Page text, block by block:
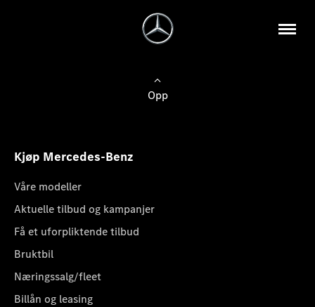
Opp
Kjøp Mercedes-Benz
Våre modeller
Aktuelle tilbud og kampanjer
Få et uforpliktende tilbud
Bruktbil
Næringssalg/fleet
Billån og leasing